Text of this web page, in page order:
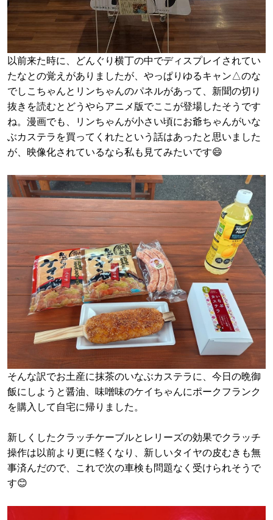
以前来た時に、どんぐり横丁の中でディスプレイされてい
たなとの覚えがありましたが、やっぱりゆるキャン△のな
でしこちゃんとリンちゃんのパネルがあって、新聞の切り
抜きを読むとどうやらアニメ版でここが登場したそうです
ね。漫画でも、リンちゃんが小さい頃にお爺ちゃんがいな
ぶカステラを買ってくれたという話はあったと思いました
が、映像化されているなら私も見てみたいです😄
そんな訳でお土産に抹茶のいなぶカステラに、今日の晩御
飯にしようと醤油、味噌味のケイちゃんにポークフランク
を購入して自宅に帰りました。
新しくしたクラッチケーブルとレリーズの効果でクラッチ
操作は以前より更に軽くなり、新しいタイヤの皮むきも無
事済んだので、これで次の車検も問題なく受けられそうで
す😊